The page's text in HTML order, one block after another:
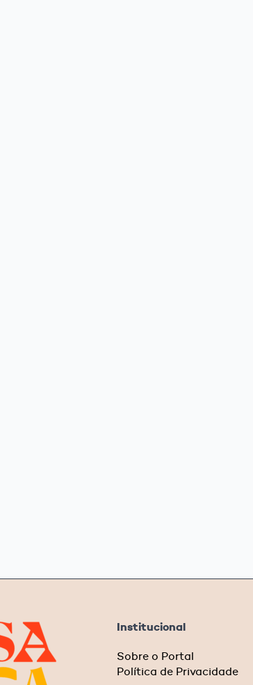
Institucional
Sobre o Portal
Política de Privacidade